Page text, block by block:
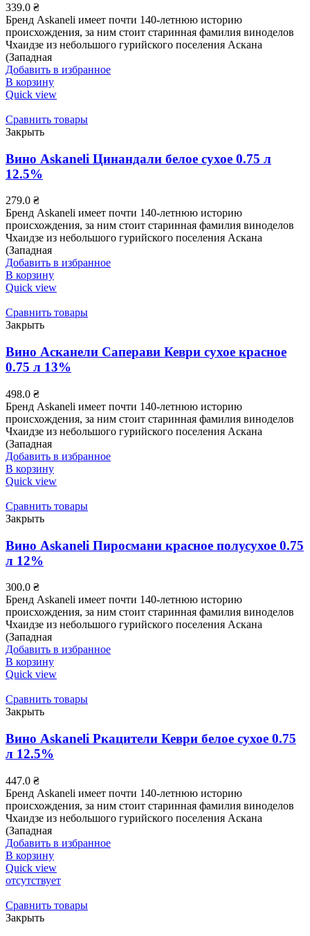
339.0 ₴
Бренд Askaneli имеет почти 140-летнюю историю
происхождения, за ним стоит старинная фамилия виноделов
Чхаидзе из небольшого гурийского поселения Аскана
(Западная
Добавить в избранное
В корзину
Quick view
Сравнить товары
Закрыть
Вино Askaneli Цинандали белое сухое 0.75 л
12.5%
279.0 ₴
Бренд Askaneli имеет почти 140-летнюю историю
происхождения, за ним стоит старинная фамилия виноделов
Чхаидзе из небольшого гурийского поселения Аскана
(Западная
Добавить в избранное
В корзину
Quick view
Сравнить товары
Закрыть
Вино Асканели Саперави Кеври сухое красное
0.75 л 13%
498.0 ₴
Бренд Askaneli имеет почти 140-летнюю историю
происхождения, за ним стоит старинная фамилия виноделов
Чхаидзе из небольшого гурийского поселения Аскана
(Западная
Добавить в избранное
В корзину
Quick view
Сравнить товары
Закрыть
Вино Askaneli Пиросмани красное полусухое 0.75
л 12%
300.0 ₴
Бренд Askaneli имеет почти 140-летнюю историю
происхождения, за ним стоит старинная фамилия виноделов
Чхаидзе из небольшого гурийского поселения Аскана
(Западная
Добавить в избранное
В корзину
Quick view
Сравнить товары
Закрыть
Вино Askaneli Ркацители Кеври белое сухое 0.75
л 12.5%
447.0 ₴
Бренд Askaneli имеет почти 140-летнюю историю
происхождения, за ним стоит старинная фамилия виноделов
Чхаидзе из небольшого гурийского поселения Аскана
(Западная
Добавить в избранное
В корзину
Quick view
отсутствует
Сравнить товары
Закрыть